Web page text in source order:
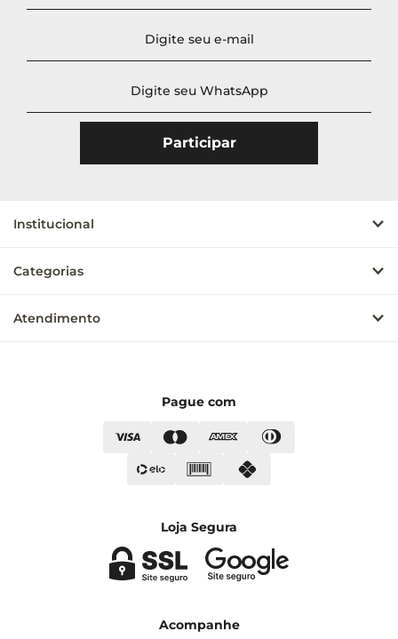
Institucional
Categorias
Atendimento
Pague com
Loja Segura
Acompanhe